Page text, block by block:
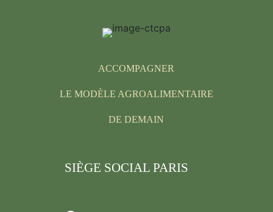
ACCOMPAGNER
LE MODÈLE AGROALIMENTAIRE
DE DEMAIN
SIÈGE SOCIAL PARIS